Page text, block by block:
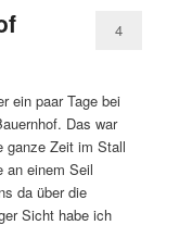
4
ein paar Tage bei
Das war
ganze Zeit im Stall
an einem Seil
da über die
Sicht habe ich